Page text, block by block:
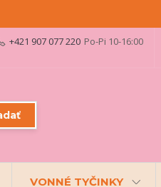
+421 907 077 220 Po-Pi 10-16:00
VONNÉ TYČINKY